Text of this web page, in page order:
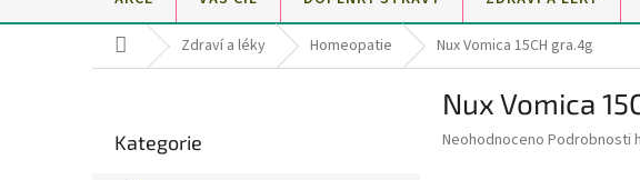
Domů Zdraví a léky Homeopatie Nux Vomica 15CH gra.4g
kategorie
Kategorie
Nux Vomica
Průměrné
Neohodnoceno Podrobnosti